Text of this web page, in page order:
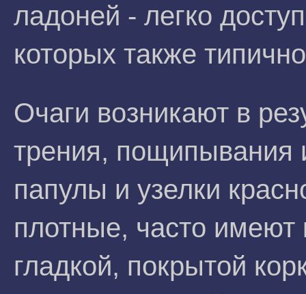
ладоней - легко
которых также
Очаги возникают в
трения, пощипывания
папулы и узелки
плотные, часто
гладкой, покрытой